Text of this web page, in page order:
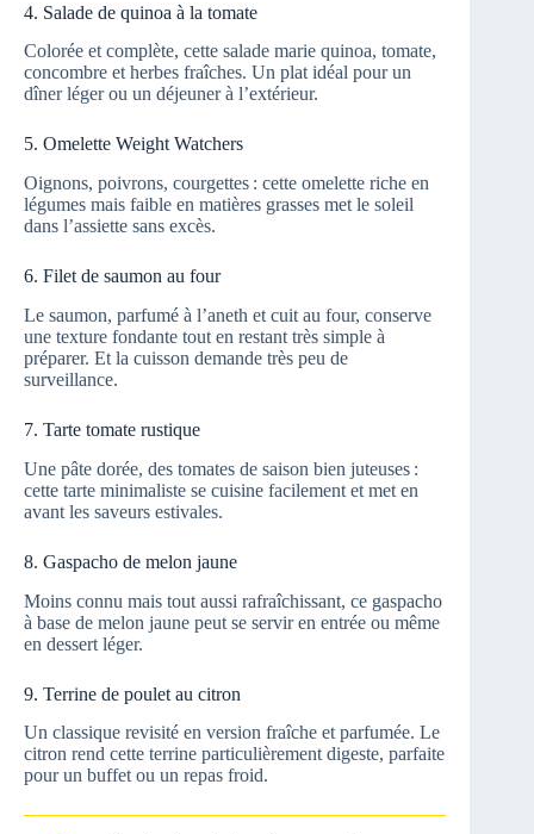
4. Salade de quinoa à la tomate
Colorée et complète, cette salade marie quinoa, tomate,
concombre et herbes fraîches. Un plat idéal pour un
dîner léger ou un déjeuner à l’extérieur.
5. Omelette Weight Watchers
Oignons, poivrons, courgettes : cette omelette riche en
légumes mais faible en matières grasses met le soleil
dans l’assiette sans excès.
6. Filet de saumon au four
Le saumon, parfumé à l’aneth et cuit au four, conserve
une texture fondante tout en restant très simple à
préparer. Et la cuisson demande très peu de
surveillance.
7. Tarte tomate rustique
Une pâte dorée, des tomates de saison bien juteuses :
cette tarte minimaliste se cuisine facilement et met en
avant les saveurs estivales.
8. Gaspacho de melon jaune
Moins connu mais tout aussi rafraîchissant, ce gaspacho
à base de melon jaune peut se servir en entrée ou même
en dessert léger.
9. Terrine de poulet au citron
Un classique revisité en version fraîche et parfumée. Le
citron rend cette terrine particulièrement digeste, parfaite
pour un buffet ou un repas froid.